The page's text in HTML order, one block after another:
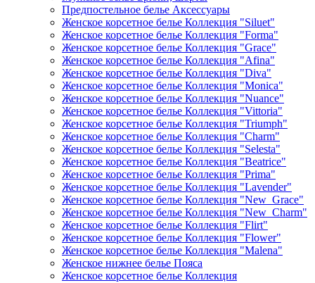
Предпостельное белье Аксессуары
Женское корсетное белье Коллекция "Siluet"
Женское корсетное белье Коллекция "Forma"
Женское корсетное белье Коллекция "Grace"
Женское корсетное белье Коллекция "Afina"
Женское корсетное белье Коллекция "Diva"
Женское корсетное белье Коллекция "Monica"
Женское корсетное белье Коллекция "Nuance"
Женское корсетное белье Коллекция "Vittoria"
Женское корсетное белье Коллекция "Triumph"
Женское корсетное белье Коллекция "Charm"
Женское корсетное белье Коллекция "Selesta"
Женское корсетное белье Коллекция "Beatrice"
Женское корсетное белье Коллекция "Prima"
Женское корсетное белье Коллекция "Lavender"
Женское корсетное белье Коллекция "New_Grace"
Женское корсетное белье Коллекция "New_Charm"
Женское корсетное белье Коллекция "Flirt"
Женское корсетное белье Коллекция "Flower"
Женское корсетное белье Коллекция "Malena"
Женское нижнее белье Пояса
Женское корсетное белье Коллекция